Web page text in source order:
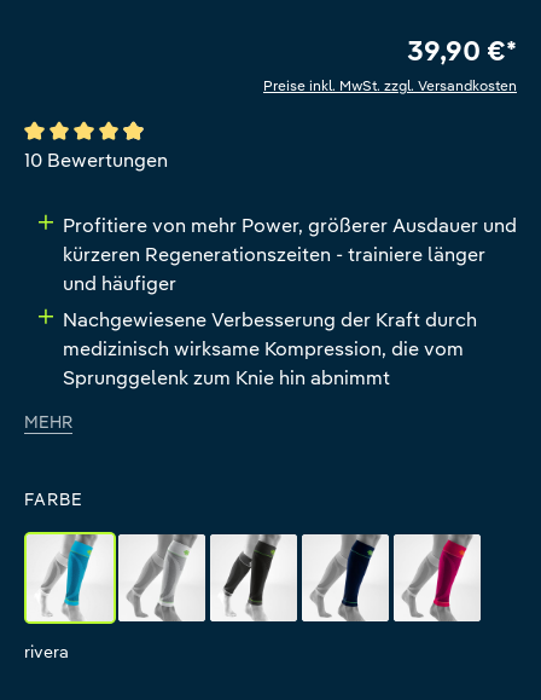
39,90 €*
Preise inkl. MwSt. zzgl. Versandkosten
Durchschnittliche Bewertung von 4.9 von 5 Sternen
10 Bewertungen
Profitiere von mehr Power, größerer Ausdauer und
kürzeren Regenerationszeiten - trainiere länger
und häufiger
Nachgewiesene Verbesserung der Kraft durch
medizinisch wirksame Kompression, die vom
Sprunggelenk zum Knie hin abnimmt
MEHR
FARBE
rivera
rivera
white black navy pink